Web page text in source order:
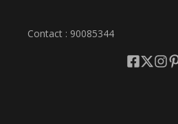
Contact : 90085344